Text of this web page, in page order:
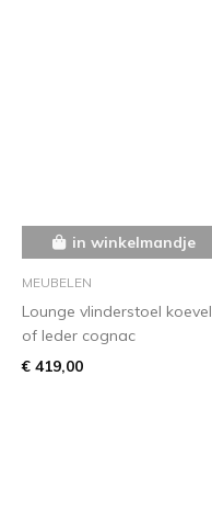
in winkelmandje
MEUBELEN
Lounge vlinderstoel koevel
of leder cognac
€ 419,00